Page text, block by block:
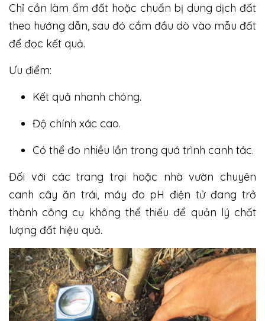
Chỉ cần làm ẩm đất hoặc chuẩn bị dung dịch đất
theo hướng dẫn, sau đó cắm đầu dò vào mẫu đất
để đọc kết quả.
Ưu điểm:
Kết quả nhanh chóng.
Độ chính xác cao.
Có thể đo nhiều lần trong quá trình canh tác.
Đối với các trang trại hoặc nhà vườn chuyên
canh cây ăn trái, máy đo pH điện tử đang trở
thành công cụ không thể thiếu để quản lý chất
lượng đất hiệu quả.